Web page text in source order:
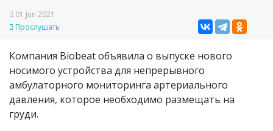
01 Jun 2021
Прослушать
Компания Biobeat объявила о выпуске нового
носимого устройства для непрерывного
амбулаторного мониторинга артериального
давления, которое необходимо размещать на
груди.